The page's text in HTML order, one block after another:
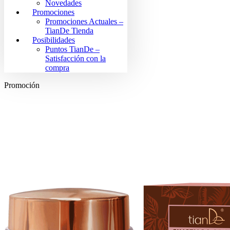
Novedades
Promociones
Promociones Actuales –
TianDe Tienda
Posibilidades
Puntos TianDe –
Satisfacción con la
compra
Promoción